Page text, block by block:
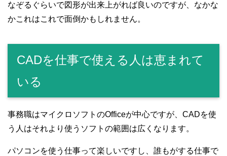
なぞるぐらいで図形が出来上がれば良いのですが、なかな
かこれはこれで面倒かもしれません。
CADを仕事で使える人は恵まれて
いる
事務職はマイクロソフトのOfficeが中心ですが、CADを使
う人はそれより使うソフトの範囲は広くなります。
パソコンを使う仕事って楽しいですし、誰もがする仕事で